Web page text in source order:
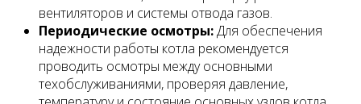
вентиляторов и системы отвода газов.
Периодические осмотры:Для обеспечения
надежности работы котла рекомендуется
проводить осмотры между основными
техобслуживаниями, проверяя давление,